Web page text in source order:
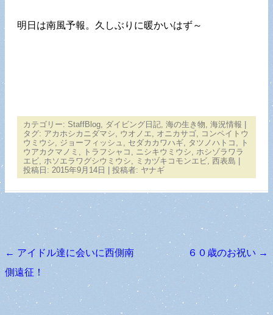
明日は南風予報。久しぶりに暖かいはず～
カテゴリー: StaffBlog, ダイビング日記, 海の生き物, 海況情報
タグ: アカホシカニダマシ, ウオノエ, オニカサゴ, コンペイトウ
ウミウシ, ジョーフィッシュ , セダカカワハギ, タツノハトコ ,
ト
ウアカクマノミ , トラフシャコ , ニシキウミウシ, ホシゾラワラ
エビ, ホソエラワグシウミウシ, ミカヅキコモンエビ, 西表島
投稿日: 2015年9月14日 投稿者: ヤナギ
投稿ナビゲーション
← アイドル達に会いに西側南
側遠征！
６０歳のお祝い →